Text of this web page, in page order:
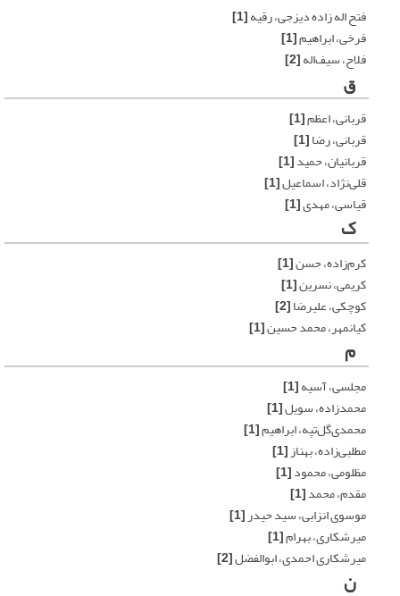
فتح‏ اله‏ زاده دیزجی، رقیه[1]
فرخی، ابراهیم[1]
فلاح، سیف‌اله[2]
ق
قربانی، اعظم[1]
قربانی، رضا[1]
قربانیان، حمید[1]
قلی‌نژاد، اسماعیل[1]
قیاسی، مهدی[1]
ک
کرم‌زاده، حسن[1]
کریمی، نسرین[1]
کوچکی، علیرضا[2]
کیانمهر، محمد حسین[1]
م
مجلسی، آسیه[1]
محمدزاده، سویل[1]
محمدی‌گل‌تپه، ابراهیم[1]
مطلبی‌زاده، بهناز[1]
مظلومی، محمود[1]
مقدم، محمد[1]
موسوی انزابی، سید حیدر[1]
میرشکاری، بهرام[1]
میرشکاری احمدی، ابوالفضل[2]
ن